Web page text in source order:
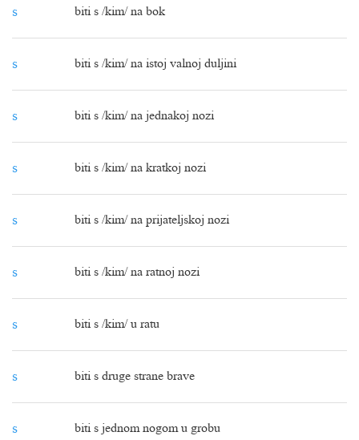
s biti s /kim/ na bok
s biti s /kim/ na istoj valnoj duljini
s biti s /kim/ na jednakoj nozi
s biti s /kim/ na kratkoj nozi
s biti s /kim/ na prijateljskoj nozi
s biti s /kim/ na ratnoj nozi
s biti s /kim/ u ratu
s biti s druge strane brave
s biti s jednom nogom u grobu